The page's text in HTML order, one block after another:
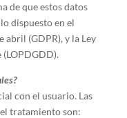
de que estos datos
dispuesto en el
abril (GDPR), y la Ley
con el usuario. Las
tratamiento son: